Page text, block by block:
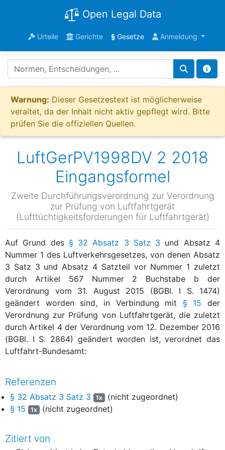
Open Legal Data
Urteile Gerichte §Gesetze Anmeldung
Warnung: Dieser Gesetzestext ist möglicherweise
veraltet, da der Inhalt nicht aktiv gepflegt wird. Bitte
prüfen Sie die offiziellen Quellen.
LuftGerPV1998DV 2 2018
Eingangsformel
Zweite Durchführungsverordnung zur Verordnung
zur Prüfung von Luftfahrtgerät
(Lufttüchtigkeitsforderungen für Luftfahrtgerät)
Auf Grund des § 32 Absatz 3 Satz 3 und Absatz 4
Nummer 1 des Luftverkehrsgesetzes, von denen Absatz
3 Satz 3 und Absatz 4 Satzteil vor Nummer 1 zuletzt
durch Artikel 567 Nummer 2 Buchstabe b der
Verordnung vom 31. August 2015 (BGBl. I S. 1474)
geändert worden sind, in Verbindung mit § 15 der
Verordnung zur Prüfung von Luftfahrtgerät, die zuletzt
durch Artikel 4 der Verordnung vom 12. Dezember 2016
(BGBl. I S. 2864) geändert worden ist, verordnet das
Luftfahrt-Bundesamt:
Referenzen
§ 32 Absatz 3 Satz 3 1x (nicht zugeordnet)
§ 15
1x (nicht zugeordnet)
Zitiert von